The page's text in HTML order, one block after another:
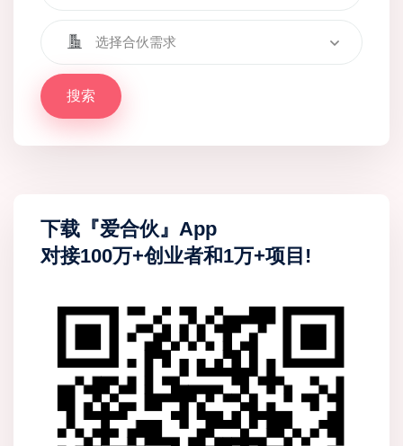
选择合伙需求
搜索
下载『爱合伙』App
对接100万+创业者和1万+项目!